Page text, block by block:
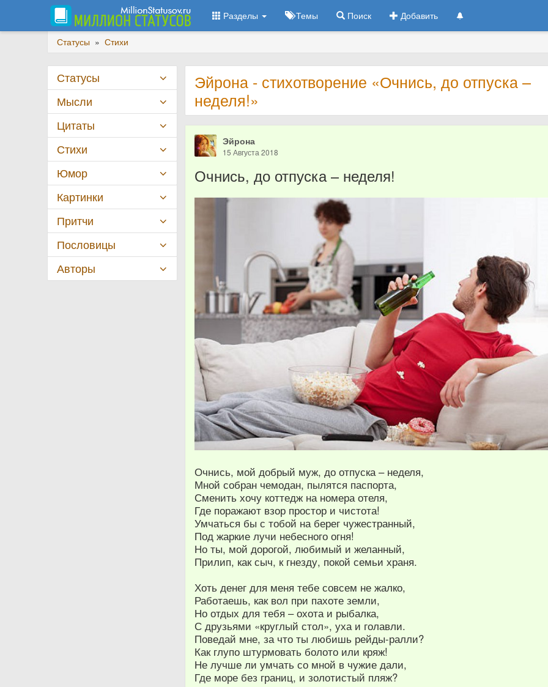
Разделы Темы Поиск Добавить
Статусы » Стихи
Эйрона - стихотворение «Очнись, до отпуска –
неделя!»
Эйрона
15 Августа 2018
Очнись, до отпуска – неделя!
Очнись, мой добрый муж, до отпуска – неделя,
Мной собран чемодан, пылятся паспорта,
Сменить хочу коттедж на номера отеля,
Где поражают взор простор и чистота!
Умчаться бы с тобой на берег чужестранный,
Под жаркие лучи небесного огня!
Но ты, мой дорогой, любимый и желанный,
Прилип, как сыч, к гнезду, покой семьи храня.
Хоть денег для меня тебе совсем не жалко,
Работаешь, как вол при пахоте земли,
Но отдых для тебя – охота и рыбалка,
С друзьями «круглый стол», уха и голавли.
Поведай мне, за что ты любишь рейды-ралли?
Как глупо штурмовать болото или кряж!
Не лучше ли умчать со мной в чужие дали,
Где море без границ, и золотистый пляж?
Статусы
Мысли
Цитаты
Стихи
Юмор
Картинки
Притчи
Пословицы
Авторы